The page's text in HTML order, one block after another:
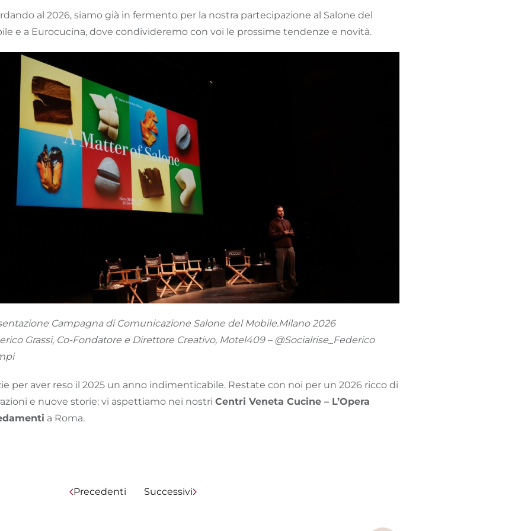
al 2026, siamo già in fermento per la nostra partecipazione al Salone del
e a Eurocucina, dove condivideremo con voi le prossime tendenze e novità.
Campagna di Comunicazione Salone del Mobile.Milano 2026
Grassi, Co-Fondatore e Direttore Creativo, Motel409 – @Socialrise_Federico
per aver reso il 2025 un anno indimenticabile. Restate con noi per un 2026 ricco di
e nuove storie: vi aspettiamo nei nostri Centri Veneta Cucine – L’Opera
a Roma.
Precedenti Successivi